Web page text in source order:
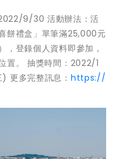
9/30 活動辦法：活
餅禮盒」單筆滿25,000元
，登錄個人資料即參加，
置。 抽獎時間：2022/1
多完整訊息： https://